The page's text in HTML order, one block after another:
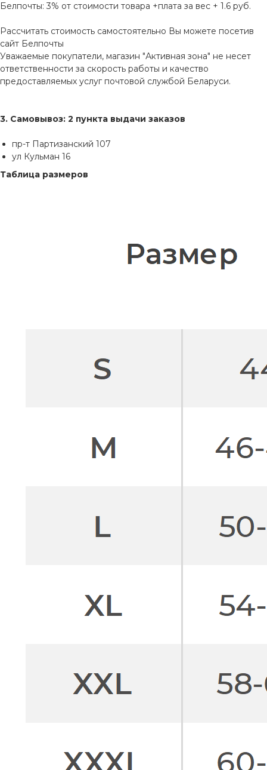
Белпочты: 3% от стоимости товара +плата за вес + 1.6 руб.
Рассчитать стоимость самостоятельно Вы можете посетив
сайт Белпочты
Уважаемые покупатели, магазин "Активная зона" не несет
ответственности за скорость работы и качество
предоставляемых услуг почтовой службой Беларуси.
3. Самовывоз: 2 пункта выдачи заказов
пр-т Партизанский 107
ул Кульман 16
Таблица размеров